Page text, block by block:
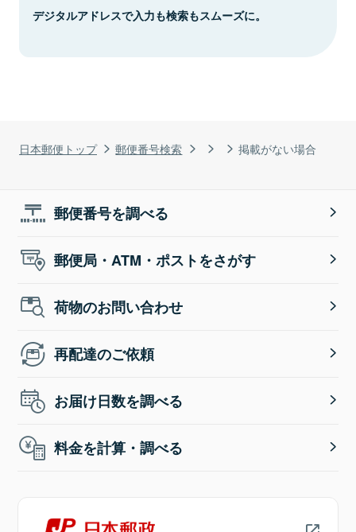
日本郵便トップ 郵便番号検索 掲載がない場合
デジタルアドレスで入力も検索もスムーズに。
郵便番号を調べる
郵便局・ATM・ポストをさがす
荷物のお問い合わせ
再配達のご依頼
お届け日数を調べる
料金を計算・調べる